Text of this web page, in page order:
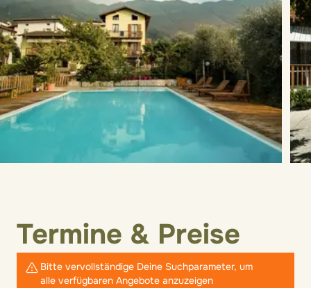
Termine & Preise
Bitte vervollständige Deine Suchparameter, um
alle verfügbaren Angebote anzuzeigen